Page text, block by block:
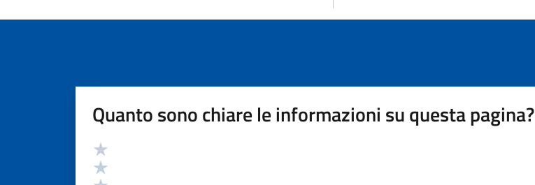
Quanto sono chiare le informazioni su questa pagina?
Valutazione